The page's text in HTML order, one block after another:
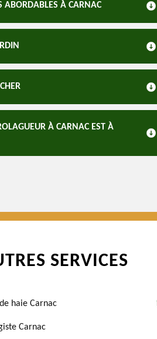
ABORDABLES À CARNAC
À CARNAC EST À
SERVICES
haie Carnac
Carnac